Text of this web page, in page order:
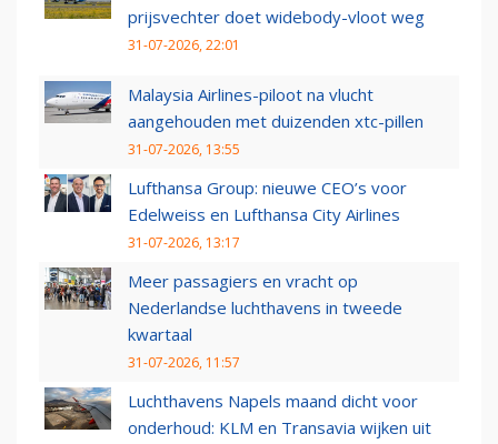
prijsvechter doet widebody-vloot weg
31-07-2026, 22:01
Malaysia Airlines-piloot na vlucht
aangehouden met duizenden xtc-pillen
31-07-2026, 13:55
Lufthansa Group: nieuwe CEO’s voor
Edelweiss en Lufthansa City Airlines
31-07-2026, 13:17
Meer passagiers en vracht op
Nederlandse luchthavens in tweede
kwartaal
31-07-2026, 11:57
Luchthavens Napels maand dicht voor
onderhoud: KLM en Transavia wijken uit